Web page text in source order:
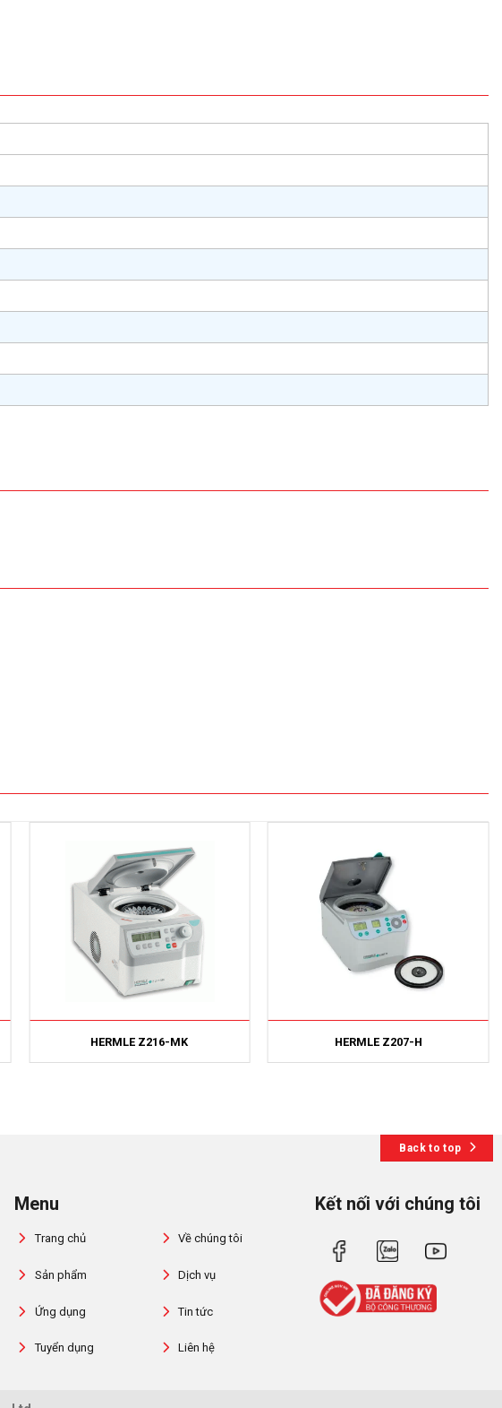
HERMLE Z216-MK HERMLE Z207-H
Back to top
Menu
Trang chủ Về chúng tôi
Sản phẩm Dịch vụ
Ứng dụng Tin tức
Tuyển dụng Liên hệ
Kết nối với chúng tôi